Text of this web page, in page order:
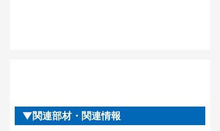
関連部材・関連情報